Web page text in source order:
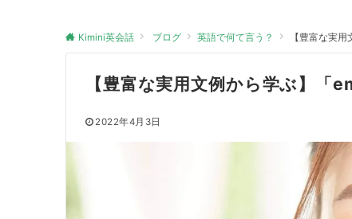
Kimini英会話 ブログ 英語で何て言う？ 【豊富な実
【豊富な実用文例から学ぶ】
2022年4月3日